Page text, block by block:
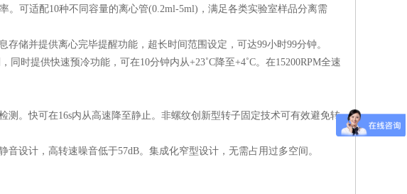
。可适配10种不同容量的离心管(0.2ml-5ml)，满足各类实验室样品分离需
储并提供离心完毕提醒功能，超长时间范围设定，可达99小时99分钟。
时提供快速预冷功能，可在10分钟内从+23˚C降至+4˚C。在15200RPM全速
。快可在16s内从高速降至静止。非螺纹创新型转子固定技术可有效避免转
设计，高转速噪音低于57dB。集成化窄型设计，无需占用过多空间。